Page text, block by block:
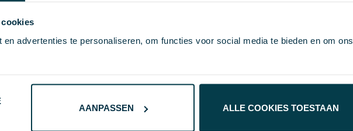
advertenties te personaliseren, om functies voor social media te bieden en om ons
AANPASSEN ALLE COOKIES TOESTAAN
PS, Metaal
8717568948324